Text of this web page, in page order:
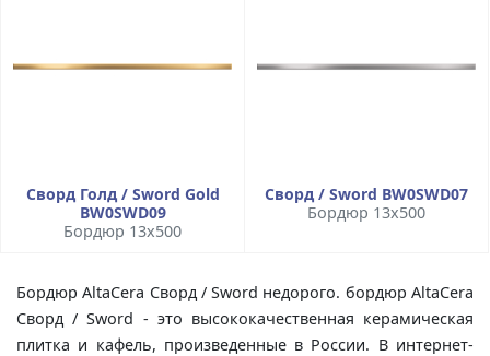
Сворд Голд / Sword Gold
BW0SWD09
Бордюр 13x500
Сворд / Sword BW0SWD07
Бордюр 13x500
Бордюр AltaCera Сворд / Sword недорого. бордюр AltaCera
Сворд / Sword - это высококачественная керамическая
плитка и кафель, произведенные в России. В интернет-